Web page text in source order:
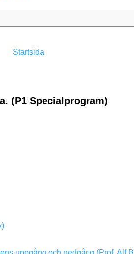
Startsida
(P1 Specialprogram)
uppgång och nedgång (Prof. Alf